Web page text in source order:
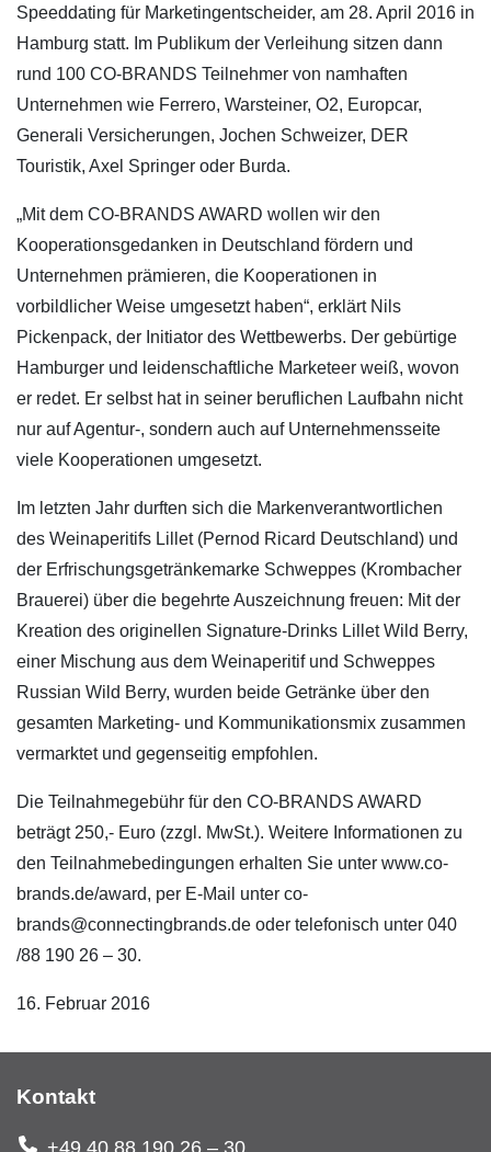
Speeddating für Marketingentscheider, am 28. April 2016 in
Hamburg statt. Im Publikum der Verleihung sitzen dann
rund 100 CO-BRANDS Teilnehmer von namhaften
Unternehmen wie Ferrero, Warsteiner, O2, Europcar,
Generali Versicherungen, Jochen Schweizer, DER
Touristik, Axel Springer oder Burda.
„Mit dem CO-BRANDS AWARD wollen wir den
Kooperationsgedanken in Deutschland fördern und
Unternehmen prämieren, die Kooperationen in
vorbildlicher Weise umgesetzt haben“, erklärt Nils
Pickenpack, der Initiator des Wettbewerbs. Der gebürtige
Hamburger und leidenschaftliche Marketeer weiß, wovon
er redet. Er selbst hat in seiner beruflichen Laufbahn nicht
nur auf Agentur-, sondern auch auf Unternehmensseite
viele Kooperationen umgesetzt.
Im letzten Jahr durften sich die Markenverantwortlichen
des Weinaperitifs Lillet (Pernod Ricard Deutschland) und
der Erfrischungsgetränkemarke Schweppes (Krombacher
Brauerei) über die begehrte Auszeichnung freuen: Mit der
Kreation des originellen Signature-Drinks Lillet Wild Berry,
einer Mischung aus dem Weinaperitif und Schweppes
Russian Wild Berry, wurden beide Getränke über den
gesamten Marketing- und Kommunikationsmix zusammen
vermarktet und gegenseitig empfohlen.
Die Teilnahmegebühr für den CO-BRANDS AWARD
beträgt 250,- Euro (zzgl. MwSt.). Weitere Informationen zu
den Teilnahmebedingungen erhalten Sie unter www.co-
brands.de/award, per E-Mail unter co-
brands@connectingbrands.de oder telefonisch unter 040
/88 190 26 – 30.
16. Februar 2016
Kontakt